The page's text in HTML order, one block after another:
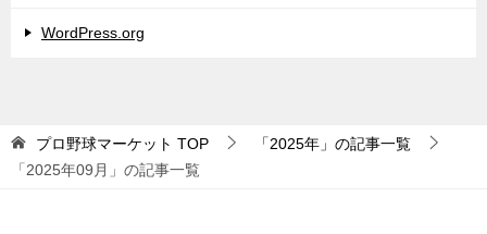
WordPress.org
プロ野球マーケット TOP
「2025年」の記事一覧
「2025年09月」の記事一覧